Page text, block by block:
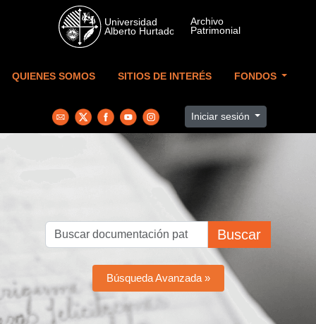
Skip to main content
QUIENES SOMOS SITIOS DE INTERÉS FONDOS
Iniciar sesión
Buscar
Búsqueda Avanzada »